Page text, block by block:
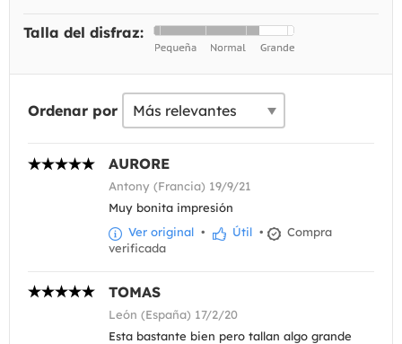
Talla del disfraz:
Ordenar por
AURORE
Antony (Francia) 19/9/21
Muy bonita impresión
Ver original • Útil •
Compra
verificada
TOMAS
León (España) 17/2/20
Esta bastante bien pero tallan algo grande